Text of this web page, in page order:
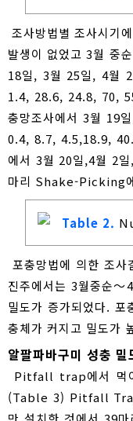
조사방법별 조사시기
발생이 없었고 3월 중
18일, 3월 25일, 4월
1.4, 28.6, 24.8, 70,
충망조사에서 3월 19
0.4, 8.7, 4.5,18.9,
에서 3월 20일,4월 2
마리 Shake-Picking
Table 2.
포충망법에 의한 조
진주에서는 3월중순～
밀도가 증가되었다. 포
충체가 커지고 밀도가
알팔파바구미 성충 밀
Pitfall trap에서 먹
(Table 3) Pitfall Trap